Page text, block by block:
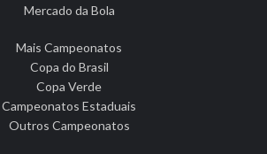
Mercado da Bola
Mais Campeonatos
Copa do Brasil
Copa Verde
Campeonatos Estaduais
Outros Campeonatos